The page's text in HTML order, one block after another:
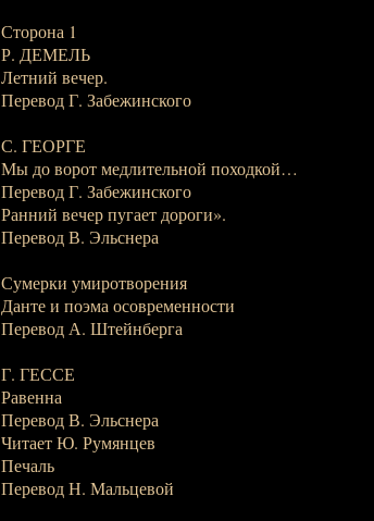
Сторона 1
Р. ДЕМЕЛЬ
Летний вечер.
Перевод Г. Забежинского
С. ГЕОРГЕ
Мы до ворот медлительной походкой…
Перевод Г. Забежинского
Ранний вечер пугает дороги».
Перевод В. Эльснера
Сумерки умиротворения
Данте и поэма осовременности
Перевод А. Штейнберга
Г. ГЕССЕ
Равенна
Перевод В. Эльснера
Читает Ю. Румянцев
Печаль
Перевод Н. Мальцевой